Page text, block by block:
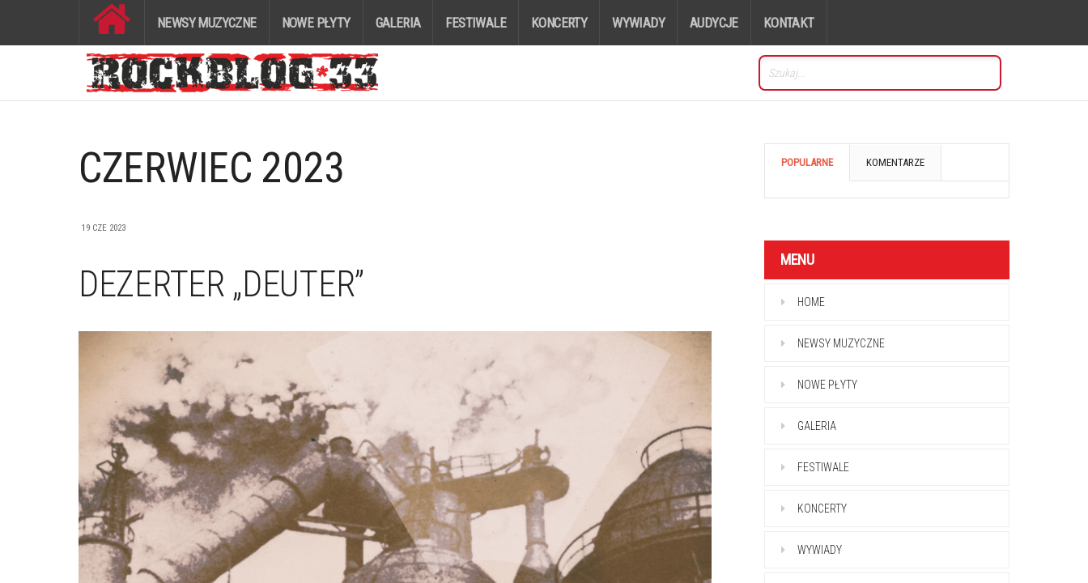
NEWSY MUZYCZNE NOWE PŁYTY GALERIA FESTIWALE KONCERTY WYWIADY AUDYCJE KONTAKT
CZERWIEC 2023
19 CZE 2023
DEZERTER „DEUTER”
POPULARNE KOMENTARZE
MENU
HOME
NEWSY MUZYCZNE
NOWE PŁYTY
GALERIA
FESTIWALE
KONCERTY
WYWIADY